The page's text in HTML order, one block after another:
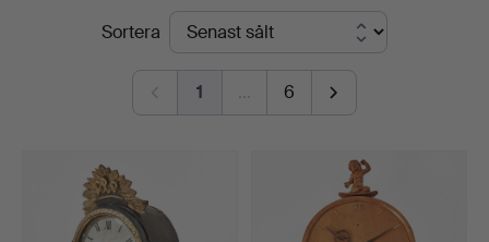
SlutpriserSortera
1 … 6